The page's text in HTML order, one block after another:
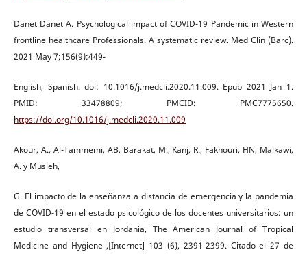
Danet Danet A. Psychological impact of COVID-19 Pandemic in Western
frontline healthcare Professionals. A systematic review. Med Clin (Barc).
2021 May 7;156(9):449-
English, Spanish. doi: 10.1016/j.medcli.2020.11.009. Epub 2021 Jan 1.
PMID: 33478809; PMCID: PMC7775650.
https://doi.org/10.1016/j.medcli.2020.11.009
Akour, A., Al-Tammemi, AB, Barakat, M., Kanj, R., Fakhouri, HN, Malkawi,
A. y Musleh,
G. El impacto de la enseñanza a distancia de emergencia y la pandemia
de COVID-19 en el estado psicológico de los docentes universitarios: un
estudio transversal en Jordania, The American Journal of Tropical
Medicine and Hygiene ,[Internet] 103 (6), 2391-2399. Citado el 27 de